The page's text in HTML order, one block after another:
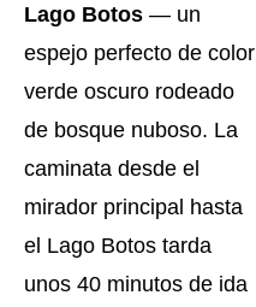
Lago Botos — un
espejo perfecto de color
verde oscuro rodeado
de bosque nuboso. La
caminata desde el
mirador principal hasta
el Lago Botos tarda
unos 40 minutos de ida